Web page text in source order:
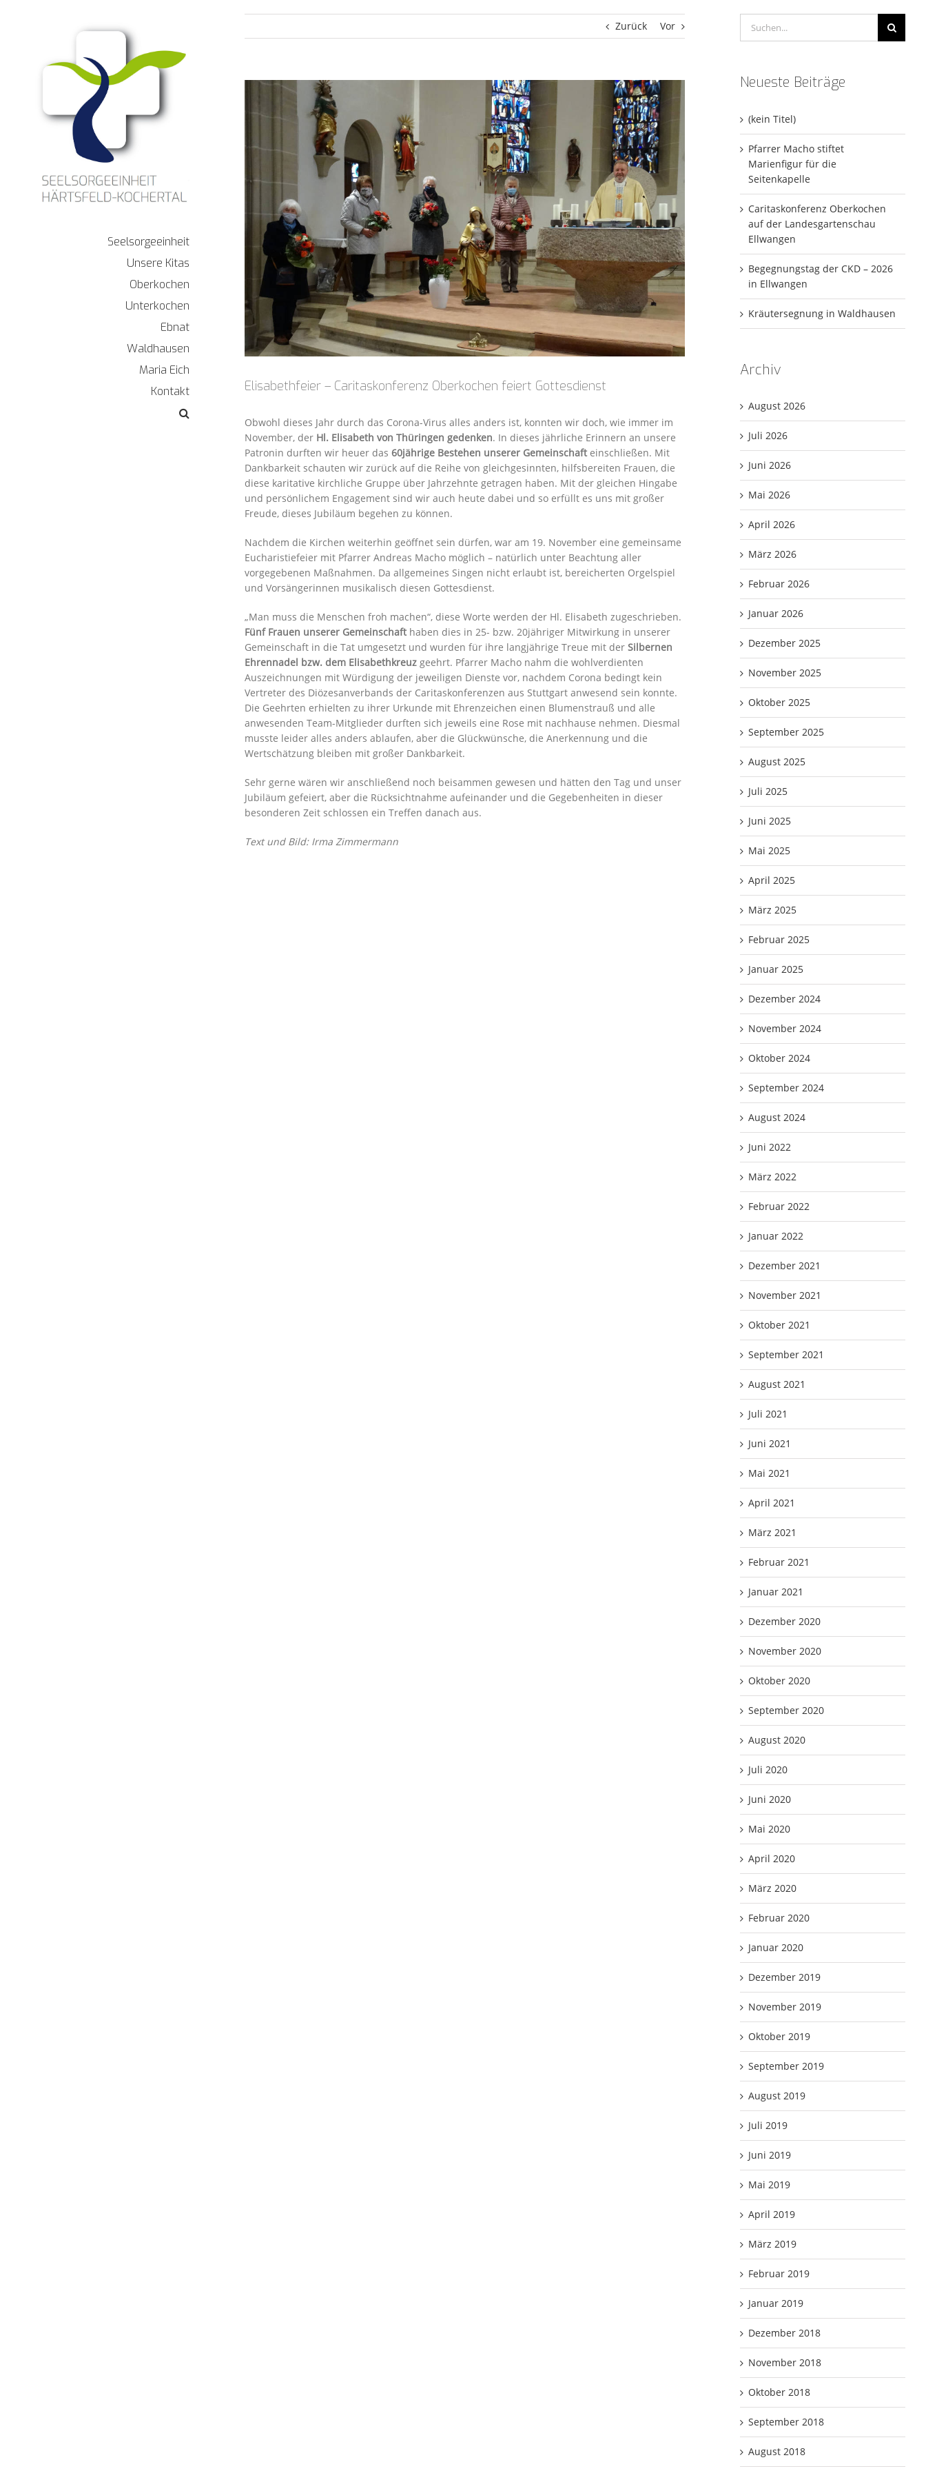
Seelsorgeeinheit
Unsere Kitas
Oberkochen
Unterkochen
Ebnat
Waldhausen
Maria Eich
Kontakt
Zurück Vor
Zeige
Bild
Elisabethfeier – Caritaskonferenz Oberkochen feiert Gottesdienst
Obwohl dieses Jahr durch das Corona-Virus alles anders ist, konnten wir doch, wie immer im
November, der Hl. Elisabeth von Thüringen gedenken. In dieses jährliche Erinnern an unsere
Patronin durften wir heuer das 60jährige Bestehen unserer Gemeinschaft einschließen. Mit
Dankbarkeit schauten wir zurück auf die Reihe von gleichgesinnten, hilfsbereiten Frauen, die
diese karitative kirchliche Gruppe über Jahrzehnte getragen haben. Mit der gleichen Hingabe
und persönlichem Engagement sind wir auch heute dabei und so erfüllt es uns mit großer
Freude, dieses Jubiläum begehen zu können.
Nachdem die Kirchen weiterhin geöffnet sein dürfen, war am 19. November eine gemeinsame
Eucharistiefeier mit Pfarrer Andreas Macho möglich – natürlich unter Beachtung aller
vorgegebenen Maßnahmen. Da allgemeines Singen nicht erlaubt ist, bereicherten Orgelspiel
und Vorsängerinnen musikalisch diesen Gottesdienst.
„Man muss die Menschen froh machen“, diese Worte werden der Hl. Elisabeth zugeschrieben.
Fünf Frauen unserer Gemeinschaft haben dies in 25- bzw. 20jähriger Mitwirkung in unserer
Gemeinschaft in die Tat umgesetzt und wurden für ihre langjährige Treue mit der Silbernen
Ehrennadel bzw. dem Elisabethkreuz geehrt. Pfarrer Macho nahm die wohlverdienten
Auszeichnungen mit Würdigung der jeweiligen Dienste vor, nachdem Corona bedingt kein
Vertreter des Diözesanverbands der Caritaskonferenzen aus Stuttgart anwesend sein konnte.
Die Geehrten erhielten zu ihrer Urkunde mit Ehrenzeichen einen Blumenstrauß und alle
anwesenden Team-Mitglieder durften sich jeweils eine Rose mit nachhause nehmen. Diesmal
musste leider alles anders ablaufen, aber die Glückwünsche, die Anerkennung und die
Wertschätzung bleiben mit großer Dankbarkeit.
Sehr gerne wären wir anschließend noch beisammen gewesen und hätten den Tag und unser
Jubiläum gefeiert, aber die Rücksichtnahme aufeinander und die Gegebenheiten in dieser
besonderen Zeit schlossen ein Treffen danach aus.
Text und Bild: Irma Zimmermann
nach:
Neueste Beiträge
(kein Titel)
Pfarrer Macho stiftet
Marienfigur für die
Seitenkapelle
Caritaskonferenz Oberkochen
auf der Landesgartenschau
Ellwangen
Begegnungstag der CKD – 2026
in Ellwangen
Kräutersegnung in Waldhausen
Archiv
August 2026
Juli 2026
Juni 2026
Mai 2026
April 2026
März 2026
Februar 2026
Januar 2026
Dezember 2025
November 2025
Oktober 2025
September 2025
August 2025
Juli 2025
Juni 2025
Mai 2025
April 2025
März 2025
Februar 2025
Januar 2025
Dezember 2024
November 2024
Oktober 2024
September 2024
August 2024
Juni 2022
März 2022
Februar 2022
Januar 2022
Dezember 2021
November 2021
Oktober 2021
September 2021
August 2021
Juli 2021
Juni 2021
Mai 2021
April 2021
März 2021
Februar 2021
Januar 2021
Dezember 2020
November 2020
Oktober 2020
September 2020
August 2020
Juli 2020
Juni 2020
Mai 2020
April 2020
März 2020
Februar 2020
Januar 2020
Dezember 2019
November 2019
Oktober 2019
September 2019
August 2019
Juli 2019
Juni 2019
Mai 2019
April 2019
März 2019
Februar 2019
Januar 2019
Dezember 2018
November 2018
Oktober 2018
September 2018
August 2018